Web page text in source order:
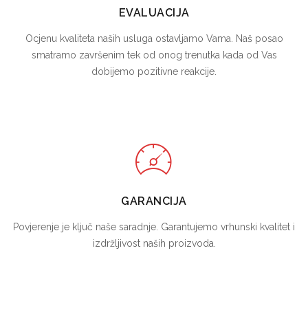
EVALUACIJA
Ocjenu kvaliteta naših usluga ostavljamo Vama. Naš posao
smatramo završenim tek od onog trenutka kada od Vas
dobijemo pozitivne reakcije.
GARANCIJA
Povjerenje je ključ naše saradnje. Garantujemo vrhunski kvalitet i
izdržljivost naših proizvoda.